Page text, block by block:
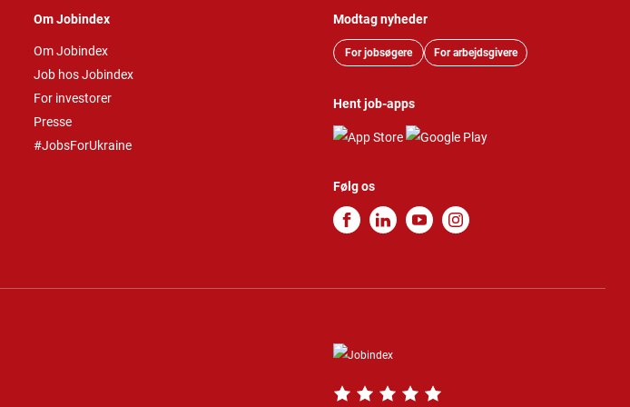
Om Jobindex
Om Jobindex
Job hos Jobindex
For investorer
Presse
#JobsForUkraine
Modtag nyheder
For jobsøgere For arbejdsgivere
Hent job-apps
Følg os